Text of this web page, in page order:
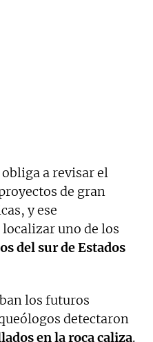
a revisar el
de gran
y ese
uno de los
del sur de Estados
los futuros
detectaron
en la roca caliza.